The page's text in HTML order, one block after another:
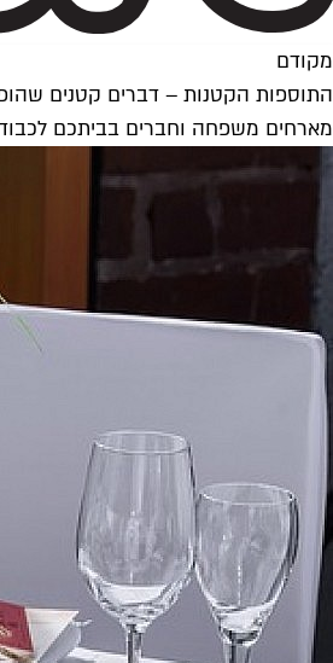
מקודם
התוספות הקטנות – דברים קטנים
מארחים משפחה וחברים בביתכם